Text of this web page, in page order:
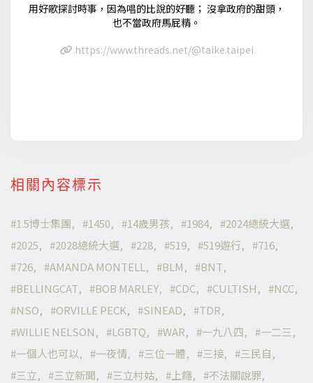
用好歌探討時事，因為唱的比說的好聽； 沒拿政府的甜頭，
也不當政府馬屁精。
https://www.threads.net/@taike.taipei
相關內容標示
1.5博士集團 1450 14歲男孩 1984
2024總統大選
2025
2028總統大選 228 519 519遊行
716
726
AMANDA MONTELL BLM
BNT
BELLINGCAT
BOB MARLEY CDC CULTISH
NCC
NSO
ORVILLE PECK SINEAD
TDR
WILLIE NELSON
LGBTQ WAR 一九八四
一二三
一個人也可以
一夜情 三位一體 三接
三民自
三立
三立新聞 三立村姑 上癮
不法關說罪